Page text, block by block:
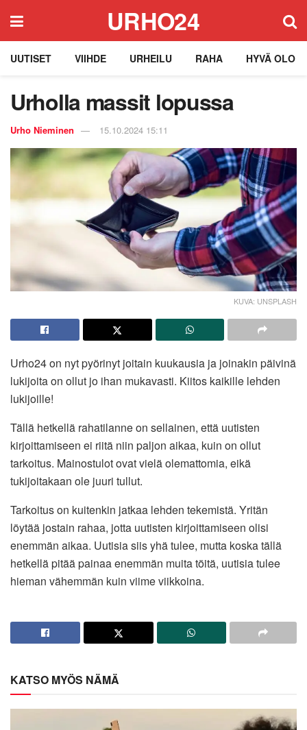
URHO24
UUTISET VIIHDE URHEILU RAHA HYVÄ OLO
Urholla massit lopussa
Urho Nieminen 15.10.2024 15:11
KUVA: UNSPLASH
Urho24 on nyt pyörinyt joitain kuukausia ja joinakin päivinä
lukijoita on ollut jo ihan mukavasti. Kiitos kaikille lehden
lukijoille!
Tällä hetkellä rahatilanne on sellainen, että uutisten
kirjoittamiseen ei riitä niin paljon aikaa, kuin on ollut
tarkoitus. Mainostulot ovat vielä olemattomia, eikä
tukijoitakaan ole juuri tullut.
Tarkoitus on kuitenkin jatkaa lehden tekemistä. Yritän
löytää jostain rahaa, jotta uutisten kirjoittamiseen olisi
enemmän aikaa. Uutisia siis yhä tulee, mutta koska tällä
hetkellä pitää painaa enemmän muita töitä, uutisia tulee
hieman vähemmän kuin viime viikkoina.
KATSO MYÖS NÄMÄ